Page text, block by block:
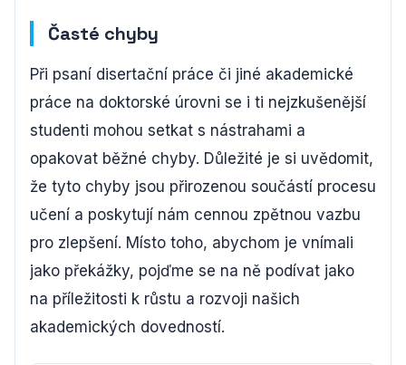
Časté chyby
Při psaní disertační práce či jiné akademické
práce na doktorské úrovni se i ti nejzkušenější
studenti mohou setkat s nástrahami a
opakovat běžné chyby. Důležité je si uvědomit,
že tyto chyby jsou přirozenou součástí procesu
učení a poskytují nám cennou zpětnou vazbu
pro zlepšení. Místo toho, abychom je vnímali
jako překážky, pojďme se na ně podívat jako
na příležitosti k růstu a rozvoji našich
akademických dovedností.